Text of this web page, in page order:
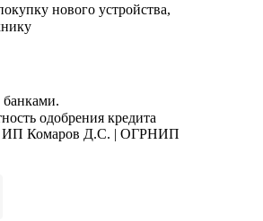
нового устройства,
банками.
одобрения кредита
| ИП Комаров Д.С. | ОГРНИП